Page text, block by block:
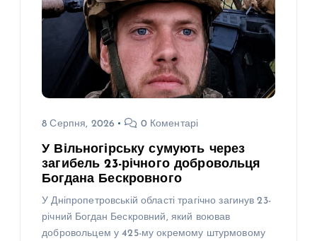
8 Серпня, 2026 0 Коментарі
У Вільногірську сумують через
загибель 23-річного добровольця
Богдана Бескровного
У Дніпропетровській області трагічно загинув 23-
річний Богдан Бескровний, який воював
добровольцем у 425-му окремому штурмовому